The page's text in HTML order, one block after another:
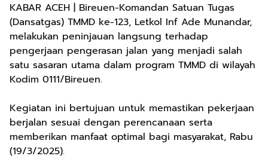
KABAR ACEH | Bireuen-Komandan Satuan Tugas
(Dansatgas) TMMD ke-123, Letkol Inf Ade Munandar,
melakukan peninjauan langsung terhadap
pengerjaan pengerasan jalan yang menjadi salah
satu sasaran utama dalam program TMMD di wilayah
Kodim 0111/Bireuen.
Kegiatan ini bertujuan untuk memastikan pekerjaan
berjalan sesuai dengan perencanaan serta
memberikan manfaat optimal bagi masyarakat, Rabu
(19/3/2025).